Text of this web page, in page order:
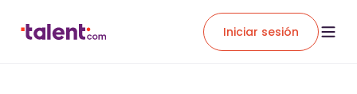
Iniciar sesión